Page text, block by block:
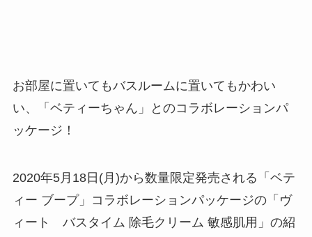
お部屋に置いてもバスルームに置いてもかわい
い、「ベティーちゃん」とのコラボレーションパ
ッケージ！
2020年5月18日(月)から数量限定発売される「ベテ
ィー ブープ」コラボレーションパッケージの「ヴ
ィート バスタイム 除毛クリーム 敏感肌用」の紹